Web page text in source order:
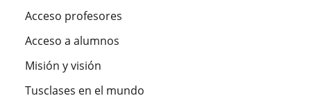
Acceso profesores
Acceso a alumnos
Misión y visión
Tusclases en el mundo